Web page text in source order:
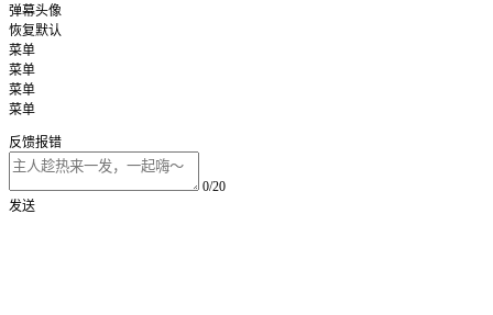
弹幕头像
恢复默认
菜单
菜单
菜单
菜单
反馈报错
0/20
发送